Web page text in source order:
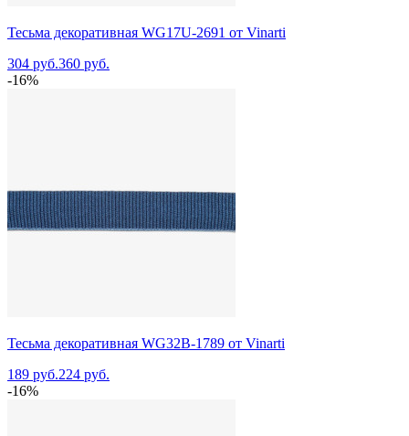
Тесьма декоративная WG17U-2691 от Vinarti
304 руб.360 руб.
-16%
Тесьма декоративная WG32B-1789 от Vinarti
189 руб.224 руб.
-16%